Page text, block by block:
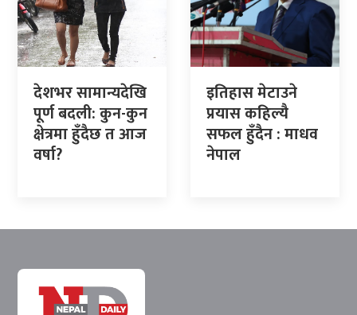
देशभर सामान्यदेखि
पूर्ण बदली: कुन-कुन
क्षेत्रमा हुँदैछ त आज
वर्षा?
इतिहास मेटाउने
प्रयास कहिल्यै
सफल हुँदैन : माधव
नेपाल